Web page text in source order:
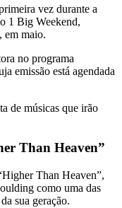
vez durante a
1 Big Weekend,
em maio.
no programa
emissão está agendada
de músicas que irão
Than Heaven”
Than Heaven”,
como uma das
sua geração.